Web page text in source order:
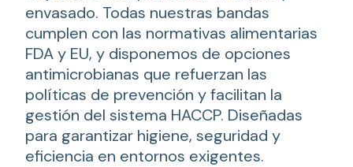
envasado. Todas nuestras bandas
cumplen con las normativas alimentarias
FDA y EU, y disponemos de opciones
antimicrobianas que refuerzan las
políticas de prevención y facilitan la
gestión del sistema HACCP. Diseñadas
para garantizar higiene, seguridad y
eficiencia en entornos exigentes.